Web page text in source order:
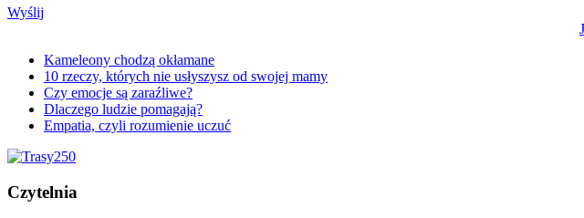
Wyślij
Kameleony chodzą okłamane
10 rzeczy, których nie usłyszysz od swojej mamy
Czy emocje są zaraźliwe?
Dlaczego ludzie pomagają?
Empatia, czyli rozumienie uczuć
Czytelnia